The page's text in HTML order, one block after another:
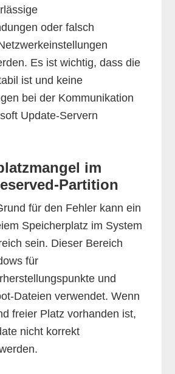
oder falsch
Es ist wichtig, dass die
ist und keine
bei der Kommunikation
Update-Servern
im
Partition
für den Fehler kann ein
Speicherplatz im System
sein. Dieser Bereich
für
und
Dateien verwendet. Wenn
freier Platz vorhanden ist,
nicht korrekt